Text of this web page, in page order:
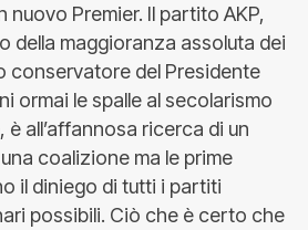
nuovo Premier. Il partito AKP,
della maggioranza assoluta dei
conservatore del Presidente
ormai le spalle al secolarismo
all’affannosa ricerca di un
coalizione ma le prime
il diniego di tutti i partiti
possibili. Ciò che è certo che